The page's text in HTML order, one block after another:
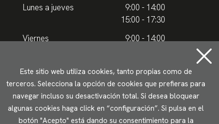
Lunes a jueves
9:00 - 14:00
15:00 - 17:30
Viernes
9:00 - 14:00
Horario de verano
Lunes a jueves
9.00 - 15.00
Viernes
9:00 - 14:00
Este sitio web utiliza cookies, tanto propias como de
terceros. Selecciona la opción de cookies que prefieras para
navegar incluso su desactivación total. Si desea bloquear
algunas cookies haga click en “configuración”. Si pulsa en el
botón "Acepto" está dando su consentimiento para la